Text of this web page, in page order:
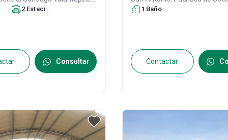
, Hidalgo, México
2 Estacionamiento
Consultar
México, C.P. 42083
1 Baño
Contactar